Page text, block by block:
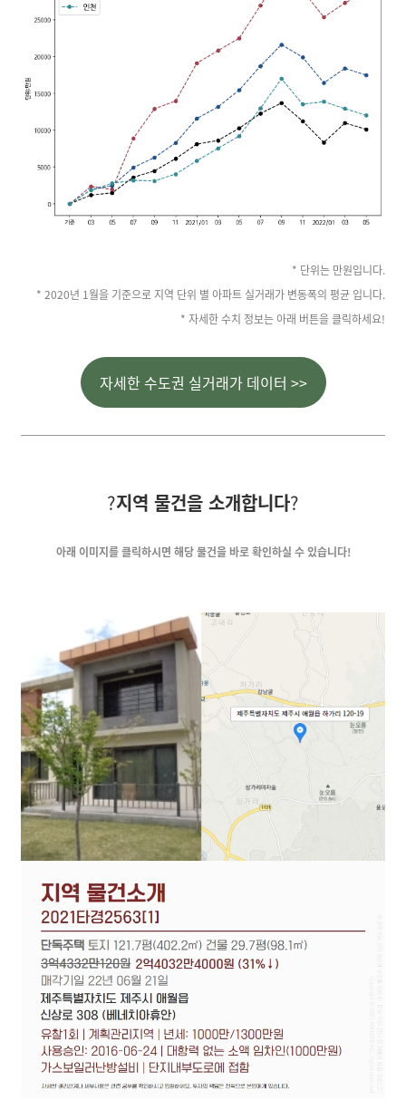
* 단위는 만원입니다.
* 2020년 1월을 기준으로 지역 단위 별 아파트 실거래가 변동폭의 평균 입니다.
* 자세한 수치 정보는 아래 버튼을 클릭하세요!
자세한 수도권 실거래가 데이터 >>
?지역 물건을 소개합니다?
아래 이미지를 클릭하시면 해당 물건을 바로 확인하실 수 있습니다!